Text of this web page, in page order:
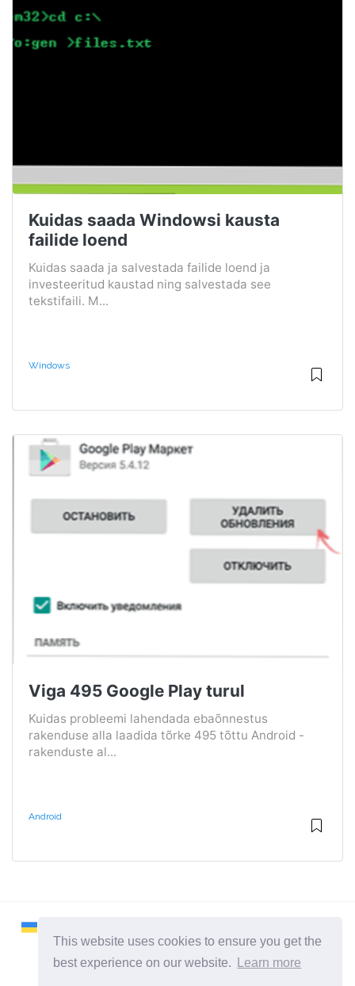
This website uses cookies to ensure you get the
best experience on our website.
Learn more
Kuidas saada Windowsi kausta
failide loend
Kuidas saada ja salvestada failide loend ja
investeeritud kaustad ning salvestada see
tekstifaili. M...
Windows
Viga 495 Google Play turul
Kuidas probleemi lahendada ebaõnnestus
rakenduse alla laadida tõrke 495 tõttu Android -
rakenduste al...
Android